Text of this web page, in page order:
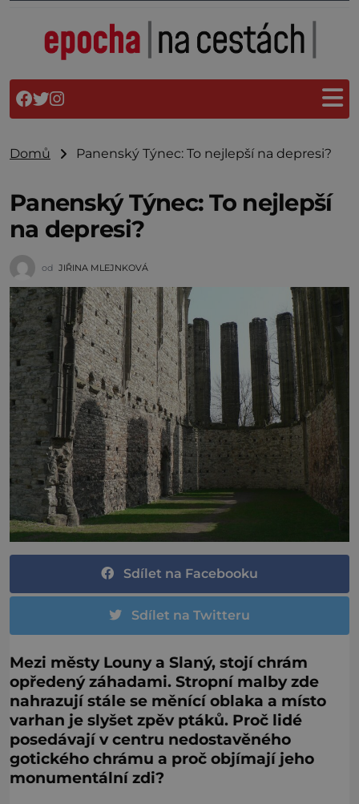
Domů Panenský Týnec: To nejlepší na depresi?
Panenský Týnec: To nejlepší
na depresi?
od JIŘINA MLEJNKOVÁ
Sdílet na Facebooku
Sdílet na Twitteru
Mezi městy Louny a Slaný, stojí chrám
opředený záhadami. Stropní malby zde
nahrazují stále se měnící oblaka a místo
varhan je slyšet zpěv ptáků. Proč lidé
posedávají v centru nedostavěného
gotického chrámu a proč objímají jeho
monumentální zdi?